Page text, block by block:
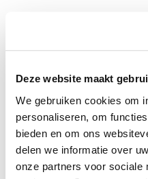
Deze website maakt
We gebruiken cookies om
personaliseren, om
bieden en om ons
delen we informatie over
onze partners voor sociale
Vond je dit
interessant?